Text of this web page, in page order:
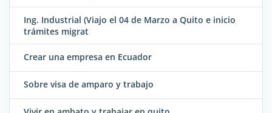
Ing. Industrial (Viajo el 04 de Marzo a Quito e inicio
trámites migrat
Crear una empresa en Ecuador
Sobre visa de amparo y trabajo